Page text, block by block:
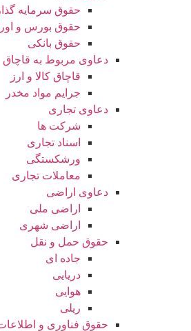
حقوق سرمایه
حقوق بورس و
حقوق بانکی
دعاوی مربوط به قاچاق
قاچاق کالا و ارز
جرایم مواد مخدر
دعاوی تجاری
شرکت ها
اسناد تجاری
ورشکستگی
معاملات تجاری
دعاوی اراضی
اراضی ملی
اراضی شهری
حقوق حمل و نقل
جاده ای
دریایی
هوایی
ریلی
حقوق فناوری و